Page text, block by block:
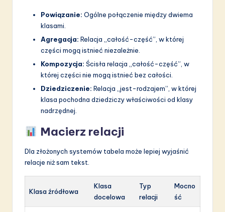
Powiązanie: Ogólne połączenie między dwiema
klasami.
Agregacja: Relacja „całość-część”, w której
części mogą istnieć niezależnie.
Kompozycja: Ścisła relacja „całość-część”, w
której części nie mogą istnieć bez całości.
Dziedziczenie: Relacja „jest-rodzajem”, w której
klasa pochodna dziedziczy właściwości od klasy
nadrzędnej.
Macierz relacji
Dla złożonych systemów tabela może lepiej wyjaśnić
relacje niż sam tekst.
Klasa źródłowa
Klasa
docelowa
Typ
relacji
Mocno
ść